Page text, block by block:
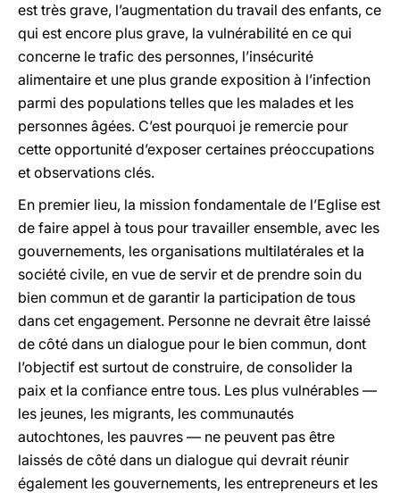
est très grave, l’augmentation du travail des enfants, ce
qui est encore plus grave, la vulnérabilité en ce qui
concerne le trafic des personnes, l’insécurité
alimentaire et une plus grande exposition à l’infection
parmi des populations telles que les malades et les
personnes âgées. C’est pourquoi je remercie pour
cette opportunité d’exposer certaines préoccupations
et observations clés.
En premier lieu, la mission fondamentale de l’Eglise est
de faire appel à tous pour travailler ensemble, avec les
gouvernements, les organisations multilatérales et la
société civile, en vue de servir et de prendre soin du
bien commun et de garantir la participation de tous
dans cet engagement. Personne ne devrait être laissé
de côté dans un dialogue pour le bien commun, dont
l’objectif est surtout de construire, de consolider la
paix et la confiance entre tous. Les plus vulnérables —
les jeunes, les migrants, les communautés
autochtones, les pauvres — ne peuvent pas être
laissés de côté dans un dialogue qui devrait réunir
également les gouvernements, les entrepreneurs et les